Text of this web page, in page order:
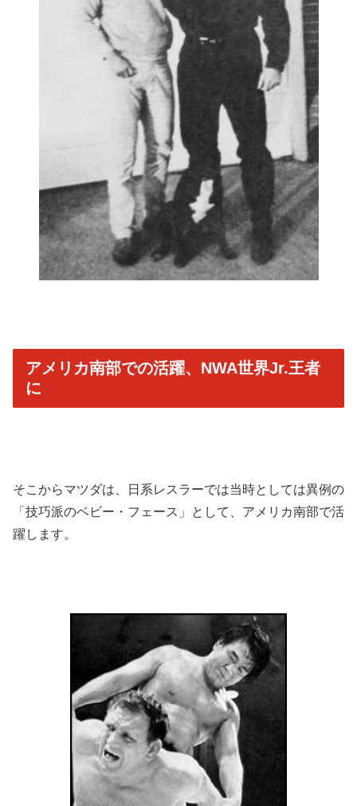
アメリカ南部での活躍、NWA世界Jr.王者
に
そこからマツダは、日系レスラーでは当時としては異例の
「技巧派のベビー・フェース」として、アメリカ南部で活
躍します。